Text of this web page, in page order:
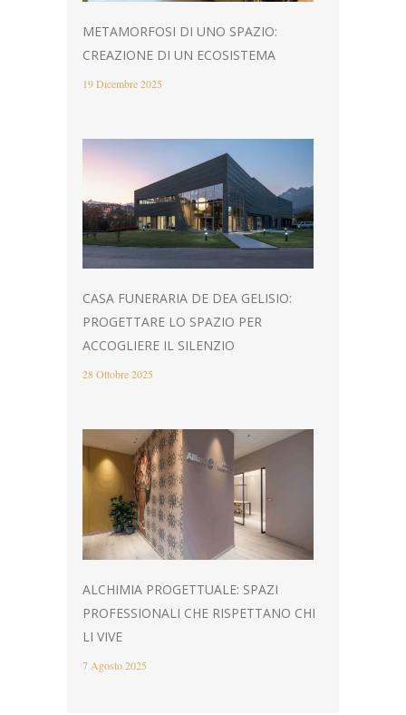
METAMORFOSI DI UNO SPAZIO:
CREAZIONE DI UN ECOSISTEMA
19 Dicembre 2025
CASA FUNERARIA DE DEA GELISIO:
PROGETTARE LO SPAZIO PER
ACCOGLIERE IL SILENZIO
28 Ottobre 2025
ALCHIMIA PROGETTUALE: SPAZI
PROFESSIONALI CHE RISPETTANO CHI
LI VIVE
7 Agosto 2025